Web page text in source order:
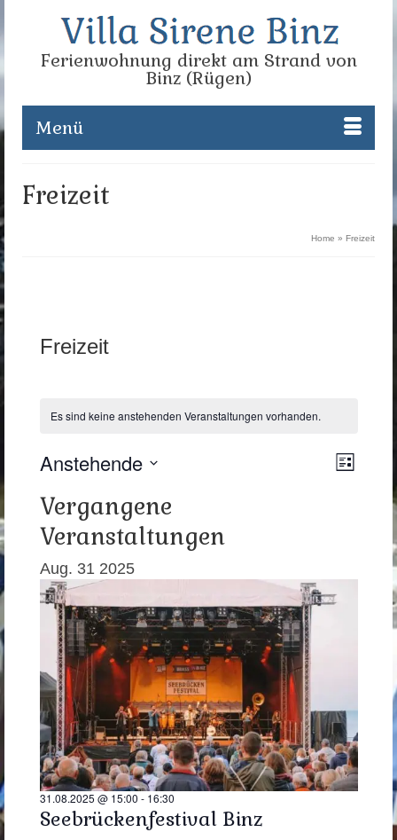
Ferienwohnung direkt am Strand von
Binz (Rügen)
Menü
Freizeit
Home » Freizeit
Freizeit
Es sind keine anstehenden Veranstaltungen vorhanden.
Liste
Anstehende
wählen.
Vergangene
Veranstaltungen
Aug. 31 2025
31.08.2025 @ 15:00 - 16:30
Seebrückenfestival Binz